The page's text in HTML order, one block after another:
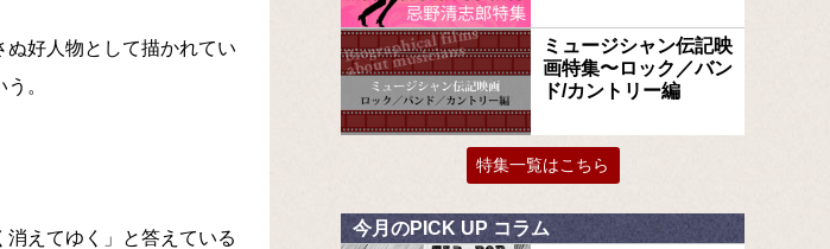
好人物として描かれてい
。
えてゆく」と答えている
ミュージシャン伝記映
画特集〜ロック／バン
ド/カントリー編
特集一覧はこちら
今月のPICK UP コラム